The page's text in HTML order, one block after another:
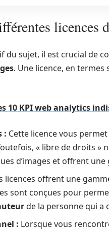
licences
du sujet, il est crucial de
. Une licence, en
10 KPI web analytics
: Cette licence vous
« libre de droits »
d’images et offrent
licences offrent une
sont conçues pour
de la personne qui a
: Lorsque vous